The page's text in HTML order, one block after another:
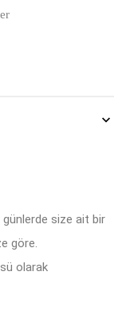
size ait bir
göre.
olarak